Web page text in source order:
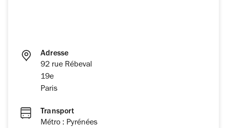
Adresse
92 rue Rébeval
19e
Paris
Transport
Métro : Pyrénées